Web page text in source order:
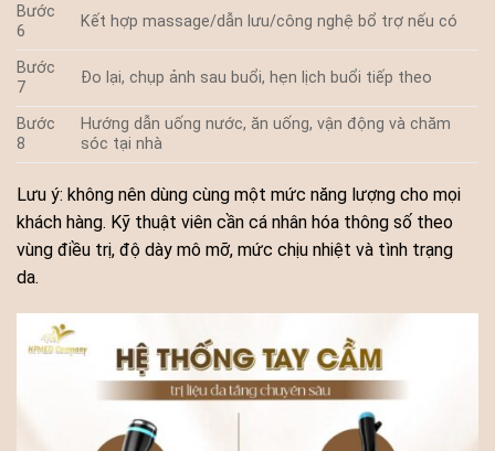
Bước
6
Kết hợp massage/dẫn lưu/công nghệ bổ trợ nếu có
Bước
7
Đo lại, chụp ảnh sau buổi, hẹn lịch buổi tiếp theo
Bước
8
Hướng dẫn uống nước, ăn uống, vận động và chăm
sóc tại nhà
Lưu ý: không nên dùng cùng một mức năng lượng cho mọi
khách hàng. Kỹ thuật viên cần cá nhân hóa thông số theo
vùng điều trị, độ dày mô mỡ, mức chịu nhiệt và tình trạng
da.